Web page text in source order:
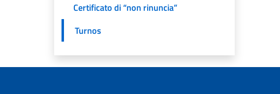
Certificato di “non rinuncia”
Turnos